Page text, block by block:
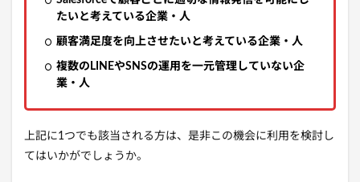
たいと考えている企業・人
顧客満足度を向上させたいと考えている企業・人
複数のLINEやSNSの運用を一元管理していない企
業・人
上記に1つでも該当される方は、是非この機会に利用を検討し
てはいかがでしょうか。